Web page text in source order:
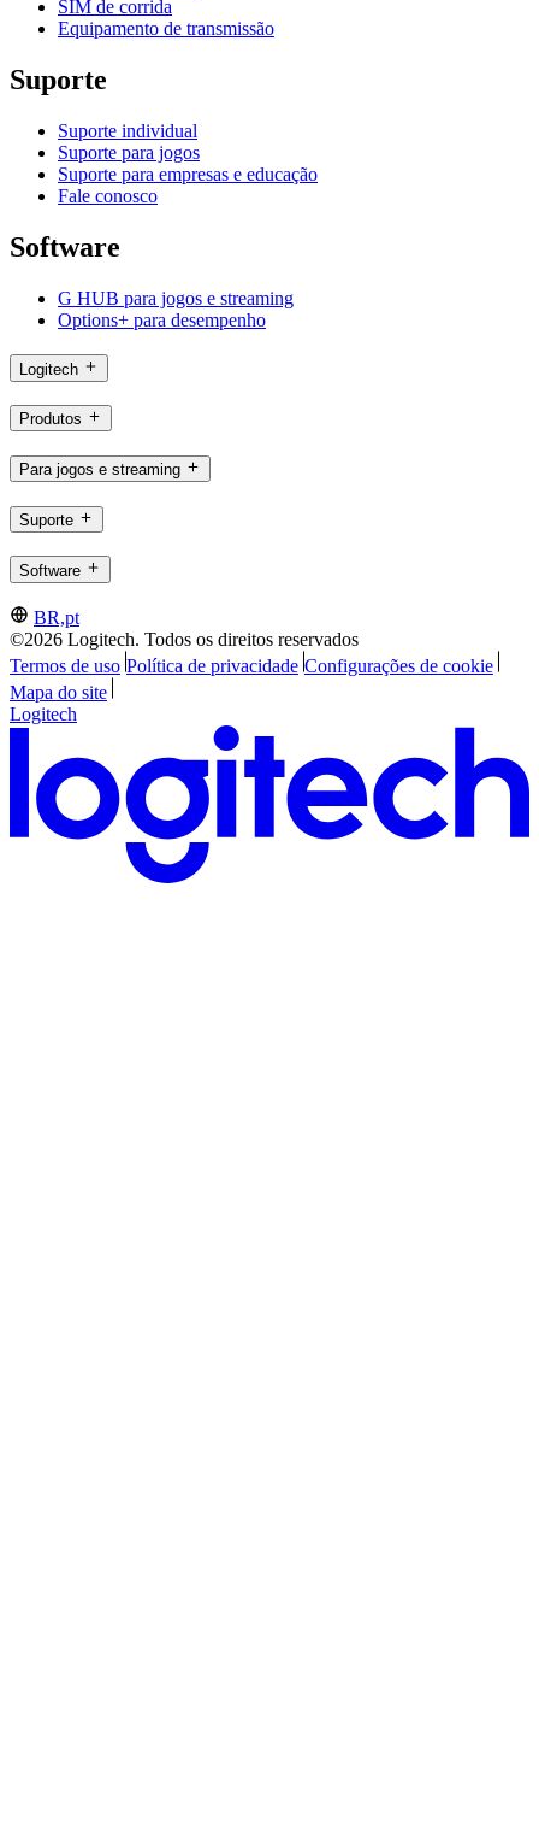
SIM de corrida
Equipamento de transmissão
Suporte
Suporte individual
Suporte para jogos
Suporte para empresas e educação
Fale conosco
Software
G HUB para jogos e streaming
Options+ para desempenho
Logitech
Produtos
Para jogos e streaming
Suporte
Software
BR,pt
©2026 Logitech. Todos os direitos reservados
Termos de uso Política de privacidade Configurações de cookie
Mapa do site
Logitech